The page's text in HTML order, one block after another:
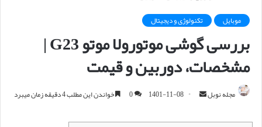
موبایل تکنولوژی و دیجیتال
بررسی گوشی موتورولا موتو G23 |
مشخصات، دوربین و قیمت
مجله نوبل
س
1401-11-08
0 خواندن این مطلب 4 دقیقه زمان میبرد